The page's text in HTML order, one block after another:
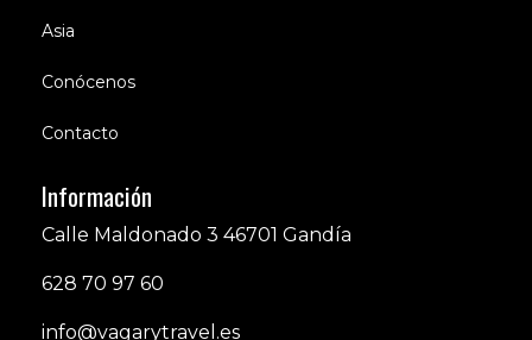
Asia
Conócenos
Contacto
Información
Calle Maldonado 3 46701 Gandía
628 70 97 60
info@vagarytravel.es